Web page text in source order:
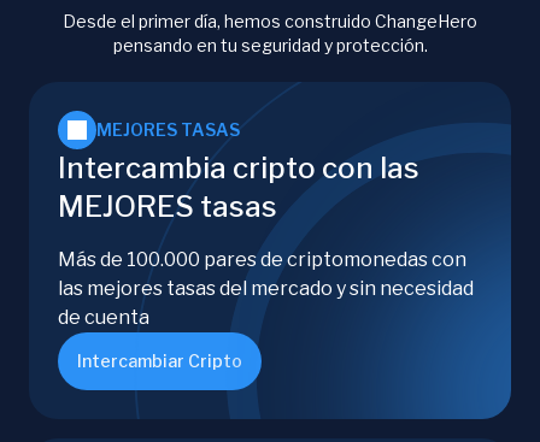
Desde el primer día, hemos construido ChangeHero
pensando en tu seguridad y protección.
MEJORES TASAS
Intercambia cripto con las
MEJORES tasas
Más de 100.000 pares de criptomonedas con
las mejores tasas del mercado y sin necesidad
de cuenta
Intercambiar Cripto